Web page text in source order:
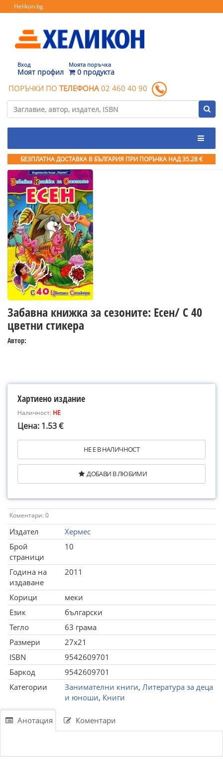
Helikon.bg
Вход
Моят профил
Моята поръчка
0 продукта
ПОРЪЧКИ ПО ТЕЛЕФОНА 02 460 40 90
БЕЗПЛАТНА ДОСТАВКА В БЪЛГАРИЯ ПРИ ПОРЪЧКА НАД 35.28 €
Забавна книжка за сезоните: Есен/ С 40
цветни стикера
Автор:
Хартиено издание
Наличност: НЕ
Цена: 1.53 €
НЕ Е В НАЛИЧНОСТ
ДОБАВИ В ЛЮБИМИ
Коментари: 0
Издател
Хермес
Брой
страници
10
Година на
издаване
2011
Корици
меки
Език
български
Тегло
63 грама
Размери
27x21
ISBN
9542609701
Баркод
9542609701
Категории
Занимателни книги, Литература за деца
и юноши, Книги
Анотация Коментари